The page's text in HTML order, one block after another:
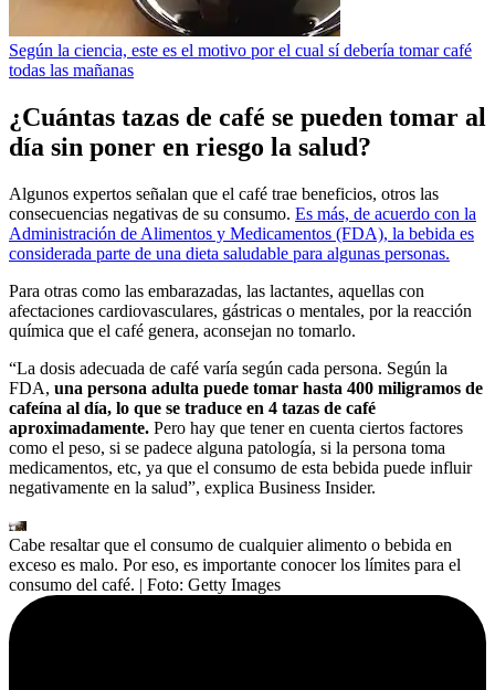
Según la ciencia, este es el motivo por el cual sí debería tomar café
todas las mañanas
¿Cuántas tazas de café se pueden tomar al
día sin poner en riesgo la salud?
Algunos expertos señalan que el café trae beneficios, otros las
consecuencias negativas de su consumo. Es más, de acuerdo con la
Administración de Alimentos y Medicamentos (FDA), la bebida es
considerada parte de una dieta saludable para algunas personas.
Para otras como las embarazadas, las lactantes, aquellas con
afectaciones cardiovasculares, gástricas o mentales, por la reacción
química que el café genera, aconsejan no tomarlo.
“La dosis adecuada de café varía según cada persona. Según la
FDA, una persona adulta puede tomar hasta 400 miligramos de
cafeína al día, lo que se traduce en 4 tazas de café
aproximadamente. Pero hay que tener en cuenta ciertos factores
como el peso, si se padece alguna patología, si la persona toma
medicamentos, etc, ya que el consumo de esta bebida puede influir
negativamente en la salud”, explica Business Insider.
Cabe resaltar que el consumo de cualquier alimento o bebida en
exceso es malo. Por eso, es importante conocer los límites para el
consumo del café. | Foto: Getty Images